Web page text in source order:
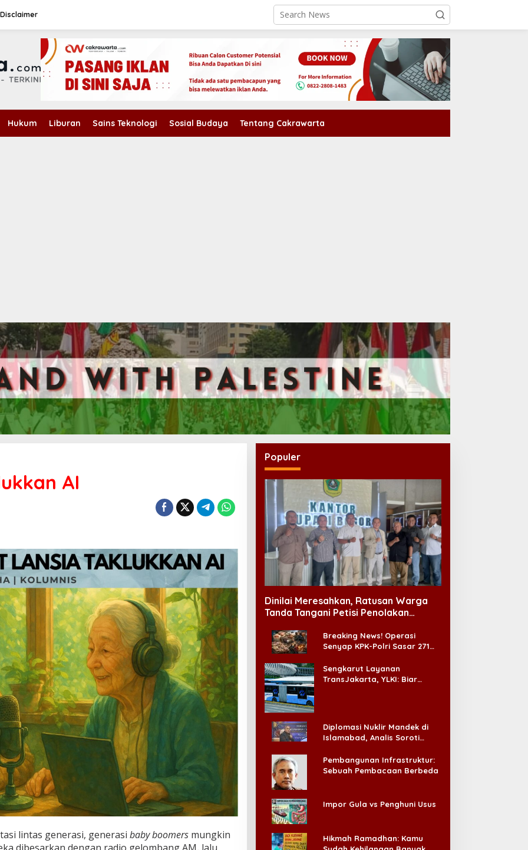
Disclaimer
Hukum Liburan Sains Teknologi Sosial Budaya Tentang Cakrawarta
AI
lintas generasi, generasi baby boomersmungkin
dibesarkan dengan radio gelombang AM, lalu
Populer
Dinilai Meresahkan, Ratusan Warga
Tanda Tangani Petisi Penolakan
Breaking News! Operasi
Senyap KPK-Polri Sasar 271
Ada ‘Badai Pemeriksaan’
Sengkarut Layanan
TransJakarta, YLKI: Biar
Diplomasi Nuklir Mandek di
Islamabad, Analis Soroti
Pembangunan Infrastruktur:
Sebuah Pembacaan Berbeda
Impor Gula vs Penghuni Usus
Hikmah Ramadhan: Kamu